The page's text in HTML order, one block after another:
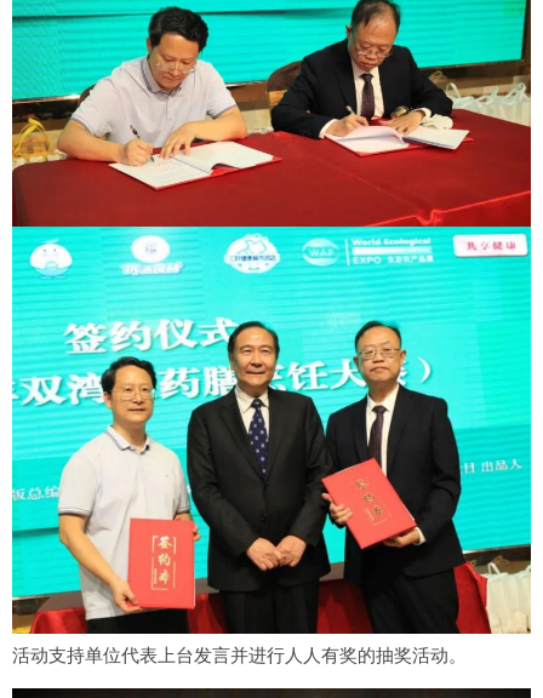
活动支持单位代表上台发言并进行人人有奖的抽奖活动。